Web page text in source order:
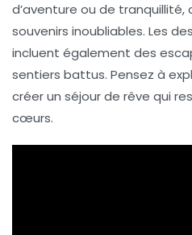
d’aventure ou de
souvenirs inoubliables. Les
incluent également des
sentiers battus. Pensez à
créer un séjour de rêve qui
cœurs.